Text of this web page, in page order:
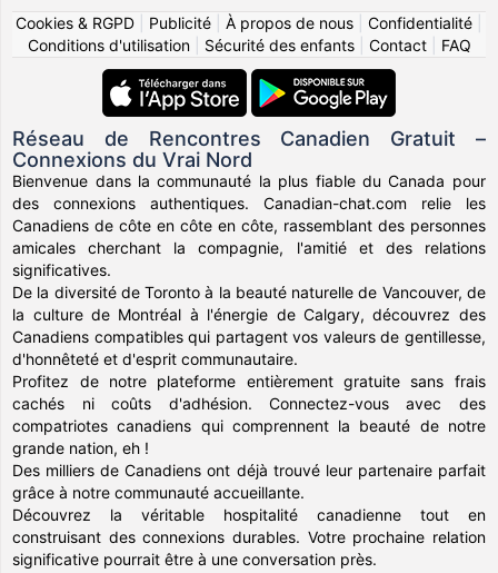
Cookies & RGPD
Publicité À propos de nous Confidentialité
Conditions d'utilisation| Sécurité des enfants| Contact| FAQ
Réseau de Rencontres Canadien Gratuit –
Connexions du Vrai Nord
Bienvenue dans la communauté la plus fiable du Canada pour
des connexions authentiques. Canadian-chat.com relie les
Canadiens de côte en côte en côte, rassemblant des personnes
amicales cherchant la compagnie, l'amitié et des relations
significatives.
De la diversité de Toronto à la beauté naturelle de Vancouver, de
la culture de Montréal à l'énergie de Calgary, découvrez des
Canadiens compatibles qui partagent vos valeurs de gentillesse,
d'honnêteté et d'esprit communautaire.
Profitez de notre plateforme entièrement gratuite sans frais
cachés ni coûts d'adhésion. Connectez-vous avec des
compatriotes canadiens qui comprennent la beauté de notre
grande nation, eh !
Des milliers de Canadiens ont déjà trouvé leur partenaire parfait
grâce à notre communauté accueillante.
Découvrez la véritable hospitalité canadienne tout en
construisant des connexions durables. Votre prochaine relation
significative pourrait être à une conversation près.